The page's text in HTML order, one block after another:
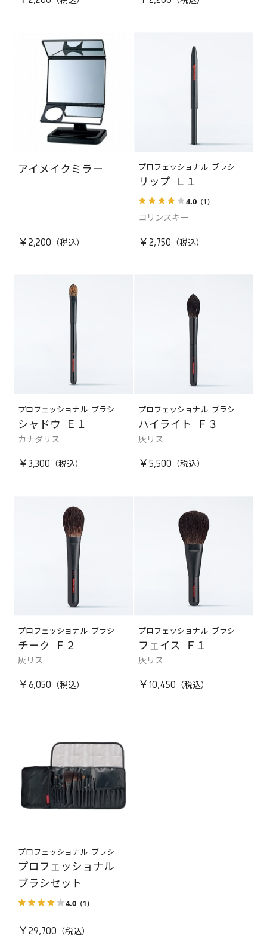
アイメイクミラー
￥2,200
プロフェッショナル ブラシ
リップ Ｌ１
4.0（1）
コリンスキー
￥2,750
プロフェッショナル ブラシ
シャドウ Ｅ１
カナダリス
￥3,300
プロフェッショナル ブラシ
ハイライト Ｆ３
灰リス
￥5,500
プロフェッショナル ブラシ
チーク Ｆ２
灰リス
￥6,050
プロフェッショナル ブラシ
フェイス Ｆ１
灰リス
￥10,450
プロフェッショナル ブラシ
プロフェッショナル
ブラシセット
4.0 （1）
￥29,700